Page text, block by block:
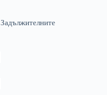
Задължителните